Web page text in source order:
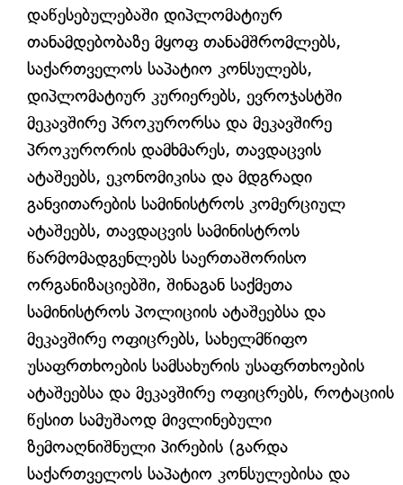
დაწესებულებაში დიპლომატიურ
თანამდებობაზე მყოფ თანამშრომლებს,
საქართველოს საპატიო კონსულებს,
დიპლომატიურ კურიერებს, ევროჯასტში
მეკავშირე პროკურორსა და მეკავშირე
პროკურორის დამხმარეს, თავდაცვის
ატაშეებს, ეკონომიკისა და მდგრადი
განვითარების სამინისტროს კომერციულ
ატაშეებს, თავდაცვის სამინისტროს
წარმომადგენლებს საერთაშორისო
ორგანიზაციებში, შინაგან საქმეთა
სამინისტროს პოლიციის ატაშეებსა და
მეკავშირე ოფიცრებს, სახელმწიფო
უსაფრთხოების სამსახურის უსაფრთხოების
ატაშეებსა და მეკავშირე ოფიცრებს, როტაციის
წესით სამუშაოდ მივლინებული
ზემოაღნიშნული პირების (გარდა
საქართველოს საპატიო კონსულებისა და